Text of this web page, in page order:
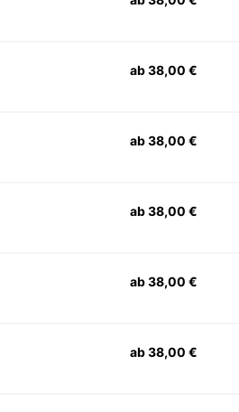
ab 38,00 €
ab 38,00 €
ab 38,00 €
ab 38,00 €
ab 38,00 €